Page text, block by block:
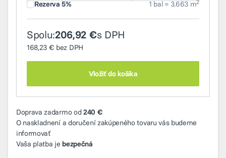
Rezerva 5% 1 bal = 3.663 m2
Spolu:206,92 €s DPH
168,23 € bez DPH
Vložiť do košíka
Doprava zadarmo od240 €
O naskladnení a doručení zakúpeného tovaru vás budeme
informovať
Vaša platba jebezpečná